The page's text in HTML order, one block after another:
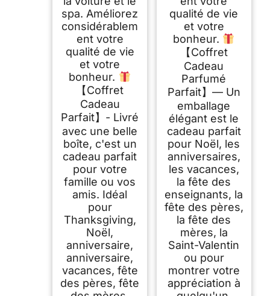
spa. Améliorez
considérablem
ent votre
qualité de vie
et votre
bonheur.
【Coffret
Cadeau
Parfait】- Livré
avec une belle
boîte, c'est un
cadeau parfait
pour votre
famille ou vos
amis. Idéal
pour
Thanksgiving,
Noël,
anniversaire,
anniversaire,
vacances, fête
des pères, fête
qualité de vie
et votre
bonheur.
【Coffret
Cadeau
Parfumé
Parfait】— Un
emballage
élégant est le
cadeau parfait
pour Noël, les
anniversaires,
les vacances,
la fête des
enseignants, la
fête des pères,
la fête des
mères, la
Saint-Valentin
ou pour
montrer votre
appréciation à